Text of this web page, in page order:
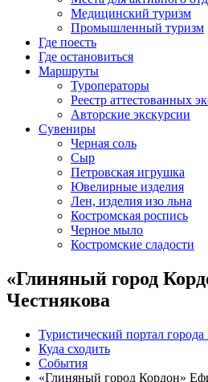
Медицинский туризм
Промышленный туризм
Где поесть
Где остановиться
Маршруты
Туроператоры
Реестр аттестованных
Авторские экскурсии
Сувениры
Черная соль
Сыр
Петровская игрушка
Ювелирные изделия
Лен, изделия изо льна
Костромская роспись
Черное мыло
Костромские сладости
«Глиняный город
Честнякова
Туристический портал
Куда сходить
События
«Глиняный город Кордон»